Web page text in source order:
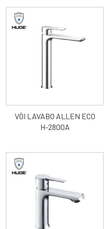
VÒI LAVABO ALLEN ECO
H-2800A